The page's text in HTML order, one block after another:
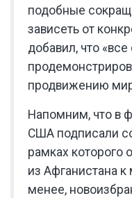
подобные
зависеть от
добавил, что
продвижению
Напомним, что в
США подписали
рамках которого
из Афганистана
менее,